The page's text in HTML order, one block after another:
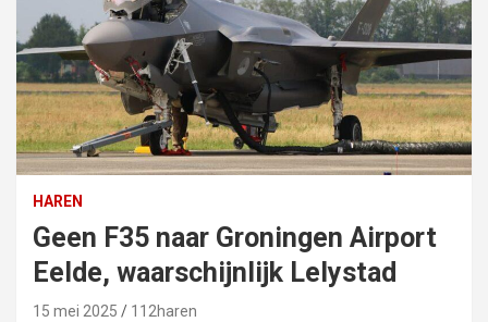
HAREN
Geen F35 naar Groningen Airport
Eelde, waarschijnlijk Lelystad
15 mei 2025 112haren